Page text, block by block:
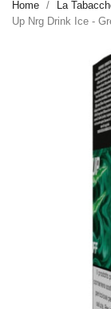
Home La
Up Nrg Drink Ice -